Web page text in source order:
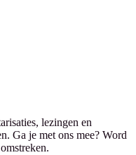
lezingen en
Ga je met ons mee? Word